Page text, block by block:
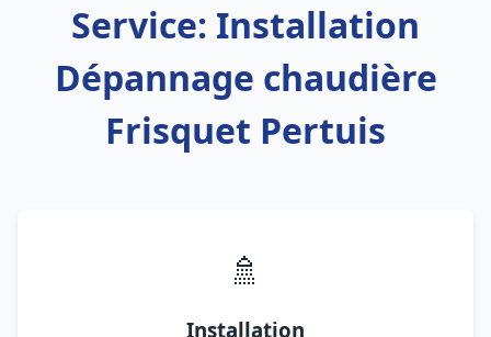
Service: Installation
Dépannage chaudière
Frisquet Pertuis
🚿
Installation